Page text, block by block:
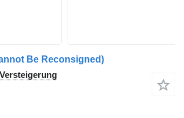
Be Reconsigned)
Versteigerung